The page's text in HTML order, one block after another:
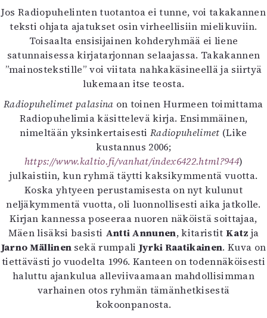
6/2025
5/2025 saame
5/2025
Lehtiarkisto
Info
Tilaus ja irtonumerot
Yhteistyössä
Toimitus
Mediatiedot
Kaltio ry
Jos Radiopuhelinten tuotantoa ei tunne, voi takakannen
teksti ohjata ajatukset osin virheellisiin mielikuviin.
Toisaalta ensisijainen kohderyhmää ei liene
satunnaisessa kirjatarjonnan selaajassa. Takakannen
”mainostekstille” voi viitata nahkakäsineellä ja siirtyä
lukemaan itse teosta.
Radiopuhelimet palasina on toinen Hurmeen toimittama
Radiopuhelimia käsittelevä kirja. Ensimmäinen,
nimeltään yksinkertaisestiRadiopuhelimet (Like
kustannus 2006;
https://www.kaltio.fi/vanhat/index6422.html?944)
julkaistiin, kun ryhmä täytti kaksikymmentä vuotta.
Koska yhtyeen perustamisesta on nyt kulunut
neljäkymmentä vuotta, oli luonnollisesti aika jatkolle.
Kirjan kannessa poseeraa nuoren näköistä soittajaa,
Mäen lisäksi basisti Antti Annunen, kitaristit Katz ja
Jarno Mällinen sekä rumpali Jyrki Raatikainen. Kuva on
tiettävästi jo vuodelta 1996. Kanteen on todennäköisesti
haluttu ajankulua alleviivaamaan mahdollisimman
varhainen otos ryhmän tämänhetkisestä
kokoonpanosta.